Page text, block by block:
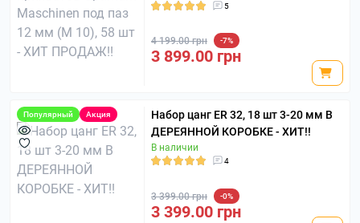
5
4 199.00 грн -7%
3 899.00 грн
Популярный Акция
Набор цанг ER 32, 18 шт 3-20 мм В
ДЕРЕЯННОЙ КОРОБКЕ - ХИТ!!
В наличии
4
3 399.00 грн -0%
3 399.00 грн